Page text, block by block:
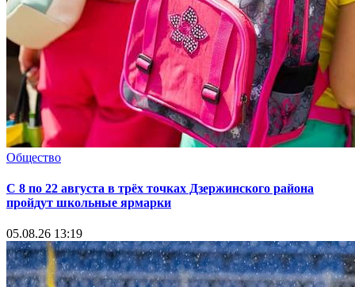
Общество
С 8 по 22 августа в трёх точках Дзержинского района
пройдут школьные ярмарки
05.08.26 13:19